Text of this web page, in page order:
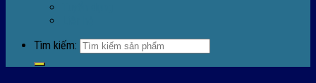
Tìm kiếm: